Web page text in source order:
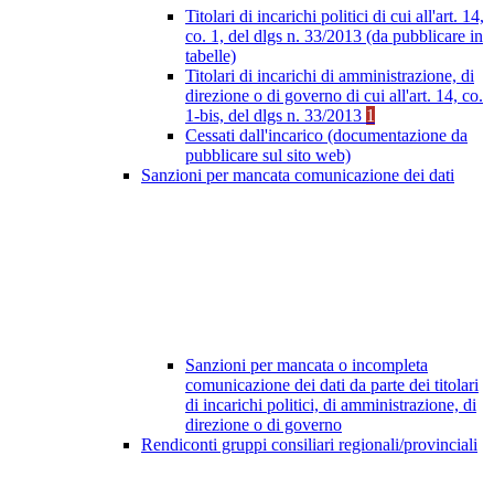
Titolari di incarichi politici di cui all'art. 14,
co. 1, del dlgs n. 33/2013 (da pubblicare in
tabelle)
Titolari di incarichi di amministrazione, di
direzione o di governo di cui all'art. 14, co.
1-bis, del dlgs n. 33/2013 1
Cessati dall'incarico (documentazione da
pubblicare sul sito web)
Sanzioni per mancata comunicazione dei dati
Sanzioni per mancata o incompleta
comunicazione dei dati da parte dei titolari
di incarichi politici, di amministrazione, di
direzione o di governo
Rendiconti gruppi consiliari regionali/provinciali